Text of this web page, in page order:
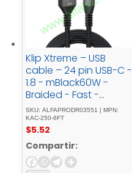
Klip Xtreme – USB
cable – 24 pin USB-C -
1.8 - mBlack60W -
Braided - Fast -
charging
SKU: ALFAPRODR03551 | MPN:
KAC-250-6FT
$5.52
Compartir: